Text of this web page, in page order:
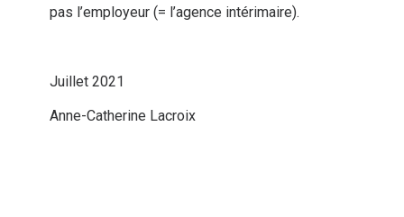
pas l’employeur (= l’agence intérimaire).
Juillet 2021
Anne-Catherine Lacroix